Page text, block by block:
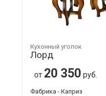
Кухонный уголок
Лорд
от 20 350 руб.
Фабрика - Каприз